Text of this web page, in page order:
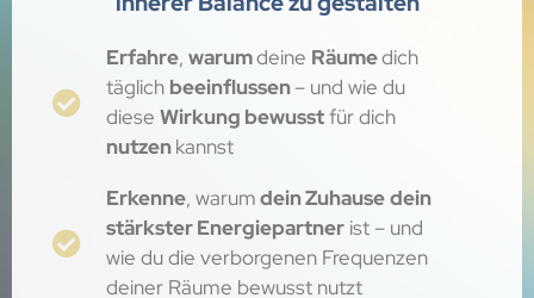
Erfahre,warumdeine Räumedich
täglich beeinflussen– und wie du
dieseWirkung bewusstfür dich
nutzenkannst
Erkenne, warumdein Zuhausedein
stärkster Energiepartner ist – und
wie du die verborgenen Frequenzen
deiner Räume bewusst nutzt